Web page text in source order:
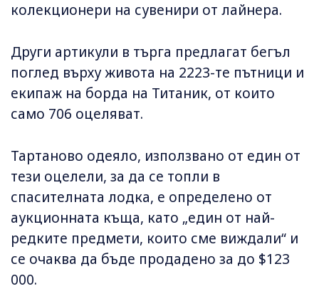
колекционери на сувенири от лайнера.
Други артикули в търга предлагат бегъл
поглед върху живота на 2223-те пътници и
екипаж на борда на Титаник, от които
само 706 оцеляват.
Тартаново одеяло, използвано от един от
тези оцелели, за да се топли в
спасителната лодка, е определено от
аукционната къща, като „един от най-
редките предмети, които сме виждали“ и
се очаква да бъде продадено за до $123
000.